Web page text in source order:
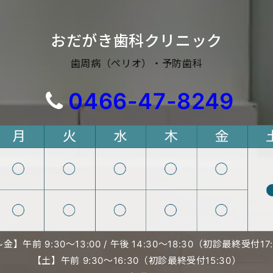
おだがき歯科クリニック
歯周病（ペリオ）・予防歯科
0466-47-8249
金】午前 9:30〜13:00 / 午後 14:30〜18:30（初診最終受付
【土】午前 9:30〜16:30（初診最終受付15:30）